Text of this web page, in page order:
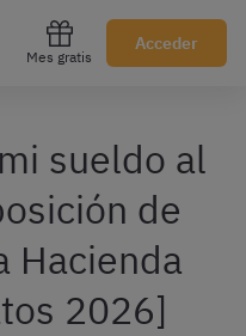
Mes gratis
Acceder
sueldo al
de
Hacienda
2026]